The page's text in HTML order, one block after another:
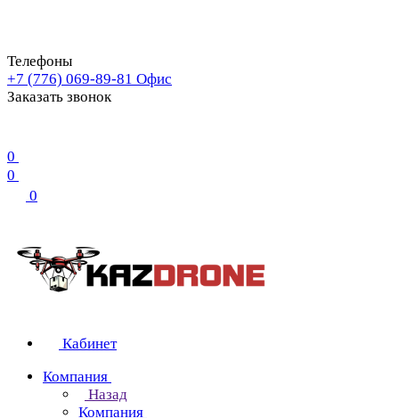
Телефоны
+7 (776) 069-89-81 Офис
Заказать звонок
0
0
0
Кабинет
Компания
Назад
Компания